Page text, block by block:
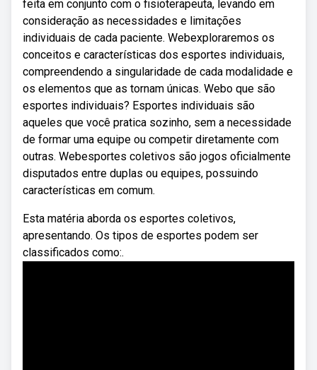
feita em conjunto com o fisioterapeuta, levando em
consideração as necessidades e limitações
individuais de cada paciente. Webexploraremos os
conceitos e características dos esportes individuais,
compreendendo a singularidade de cada modalidade e
os elementos que as tornam únicas. Webo que são
esportes individuais? Esportes individuais são
aqueles que você pratica sozinho, sem a necessidade
de formar uma equipe ou competir diretamente com
outras. Webesportes coletivos são jogos oficialmente
disputados entre duplas ou equipes, possuindo
características em comum.
Esta matéria aborda os esportes coletivos,
apresentando. Os tipos de esportes podem ser
classificados como:.